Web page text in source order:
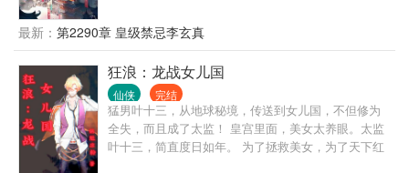
姐，最后再感受着资质普通的自己，李玄真心累啊。
幸好穿越者配备着金手指的，他发现跟着自己穿越而
来的祖传的玉碗竟然是个宝贝，可以炼化灵物中的灵
气为灵液。 服用灵液修炼速度超快，还没有丹毒，比
丹药强多了。 凭借着化灵碗，李玄真到处搜刮灵物，
赚取灵石，最终走出了一条磕灵物修仙道路。
最新： 第2290章 皇级禁忌李玄真
狂浪：龙战女儿国
仙侠 完结
猛男叶十三，从地球秘境，传送到女儿国，不但修为
全失，而且成了太监！ 皇宫里面，美女太养眼。太监
叶十三，简直度日如年。 为了拯救美女，为了天下红